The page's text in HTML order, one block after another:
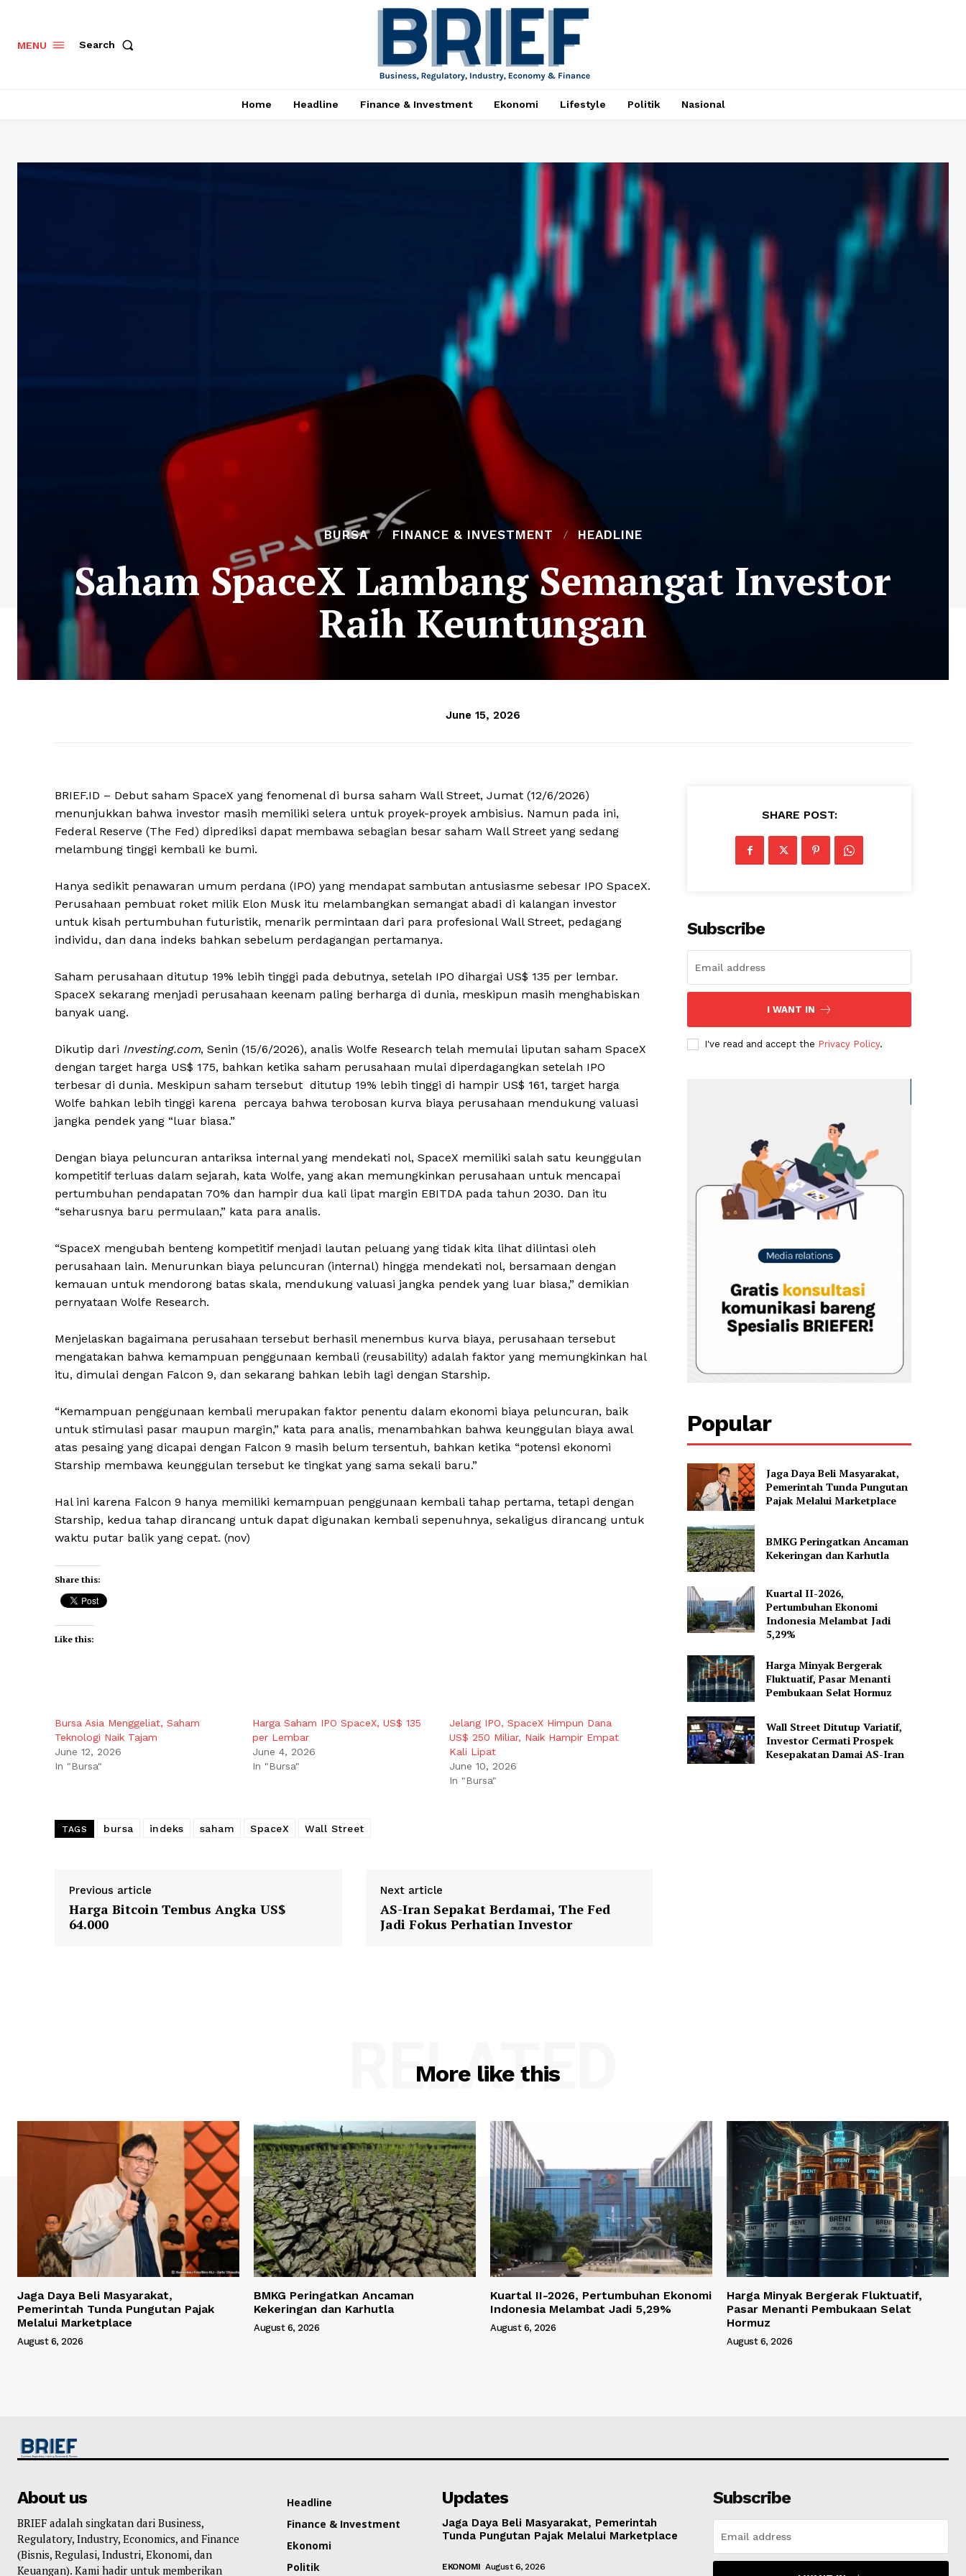
MENU Search
Home Headline Finance & Investment Ekonomi Lifestyle Politik Nasional
BURSA FINANCE & INVESTMENT HEADLINE
Saham SpaceX Lambang Semangat Investor
Raih Keuntungan
June 15, 2026
BRIEF.ID – Debut saham SpaceX yang fenomenal di bursa saham Wall Street, Jumat (12/6/2026)
menunjukkan bahwa investor masih memiliki selera untuk proyek-proyek ambisius. Namun pada ini,
Federal Reserve (The Fed) diprediksi dapat membawa sebagian besar saham Wall Street yang sedang
melambung tinggi kembali ke bumi.
Hanya sedikit penawaran umum perdana (IPO) yang mendapat sambutan antusiasme sebesar IPO SpaceX.
Perusahaan pembuat roket milik Elon Musk itu melambangkan semangat abadi di kalangan investor
untuk kisah pertumbuhan futuristik, menarik permintaan dari para profesional Wall Street, pedagang
individu, dan dana indeks bahkan sebelum perdagangan pertamanya.
Saham perusahaan ditutup 19% lebih tinggi pada debutnya, setelah IPO dihargai US$ 135 per lembar.
SpaceX sekarang menjadi perusahaan keenam paling berharga di dunia, meskipun masih menghabiskan
banyak uang.
Dikutip dari Investing.com, Senin (15/6/2026), analis Wolfe Research telah memulai liputan saham SpaceX
dengan target harga US$ 175, bahkan ketika saham perusahaan mulai diperdagangkan setelah IPO
terbesar di dunia. Meskipun saham tersebut ditutup 19% lebih tinggi di hampir US$ 161, target harga
Wolfe bahkan lebih tinggi karena percaya bahwa terobosan kurva biaya perusahaan mendukung valuasi
jangka pendek yang “luar biasa.”
Dengan biaya peluncuran antariksa internal yang mendekati nol, SpaceX memiliki salah satu keunggulan
kompetitif terluas dalam sejarah, kata Wolfe, yang akan memungkinkan perusahaan untuk mencapai
pertumbuhan pendapatan 70% dan hampir dua kali lipat margin EBITDA pada tahun 2030. Dan itu
“seharusnya baru permulaan,” kata para analis.
“SpaceX mengubah benteng kompetitif menjadi lautan peluang yang tidak kita lihat dilintasi oleh
perusahaan lain. Menurunkan biaya peluncuran (internal) hingga mendekati nol, bersamaan dengan
kemauan untuk mendorong batas skala, mendukung valuasi jangka pendek yang luar biasa,” demikian
pernyataan Wolfe Research.
Menjelaskan bagaimana perusahaan tersebut berhasil menembus kurva biaya, perusahaan tersebut
mengatakan bahwa kemampuan penggunaan kembali (reusability) adalah faktor yang memungkinkan hal
itu, dimulai dengan Falcon 9, dan sekarang bahkan lebih lagi dengan Starship.
“Kemampuan penggunaan kembali merupakan faktor penentu dalam ekonomi biaya peluncuran, baik
untuk stimulasi pasar maupun margin,” kata para analis, menambahkan bahwa keunggulan biaya awal
atas pesaing yang dicapai dengan Falcon 9 masih belum tersentuh, bahkan ketika “potensi ekonomi
Starship membawa keunggulan tersebut ke tingkat yang sama sekali baru.”
Hal ini karena Falcon 9 hanya memiliki kemampuan penggunaan kembali tahap pertama, tetapi dengan
Starship, kedua tahap dirancang untuk dapat digunakan kembali sepenuhnya, sekaligus dirancang untuk
waktu putar balik yang cepat. (nov)
Share this:
Like this:
Bursa Asia Menggeliat, Saham
Teknologi Naik Tajam
June 12, 2026
In "Bursa"
Harga Saham IPO SpaceX, US$ 135
per Lembar
June 4, 2026
In "Bursa"
Jelang IPO, SpaceX Himpun Dana
US$ 250 Miliar, Naik Hampir Empat
Kali Lipat
June 10, 2026
In "Bursa"
TAGS bursa indeks saham SpaceX Wall Street
Previous article
Harga Bitcoin Tembus Angka US$
64.000
Next article
AS-Iran Sepakat Berdamai, The Fed
Jadi Fokus Perhatian Investor
SHARE POST:
Subscribe
I WANT IN
I've read and accept the Privacy Policy.
Popular
Jaga Daya Beli Masyarakat,
Pemerintah Tunda Pungutan
Pajak Melalui Marketplace
BMKG Peringatkan Ancaman
Kekeringan dan Karhutla
Kuartal II-2026,
Pertumbuhan Ekonomi
Indonesia Melambat Jadi
5,29%
Harga Minyak Bergerak
Fluktuatif, Pasar Menanti
Pembukaan Selat Hormuz
Wall Street Ditutup Variatif,
Investor Cermati Prospek
Kesepakatan Damai AS-Iran
More like this
RELATED
Jaga Daya Beli Masyarakat,
Pemerintah Tunda Pungutan Pajak
Melalui Marketplace
August 6, 2026
BMKG Peringatkan Ancaman
Kekeringan dan Karhutla
August 6, 2026
Kuartal II-2026, Pertumbuhan Ekonomi
Indonesia Melambat Jadi 5,29%
August 6, 2026
Harga Minyak Bergerak Fluktuatif,
Pasar Menanti Pembukaan Selat
Hormuz
August 6, 2026
About us
BRIEF adalah singkatan dari Business,
Regulatory, Industry, Economics, and Finance
(Bisnis, Regulasi, Industri, Ekonomi, dan
Keuangan). Kami hadir untuk memberikan
Headline
Finance & Investment
Ekonomi
Politik
Updates
Jaga Daya Beli Masyarakat, Pemerintah
Tunda Pungutan Pajak Melalui Marketplace
EKONOMI August 6, 2026
Subscribe